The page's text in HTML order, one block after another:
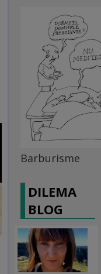
Barburisme
DILEMA
BLOG